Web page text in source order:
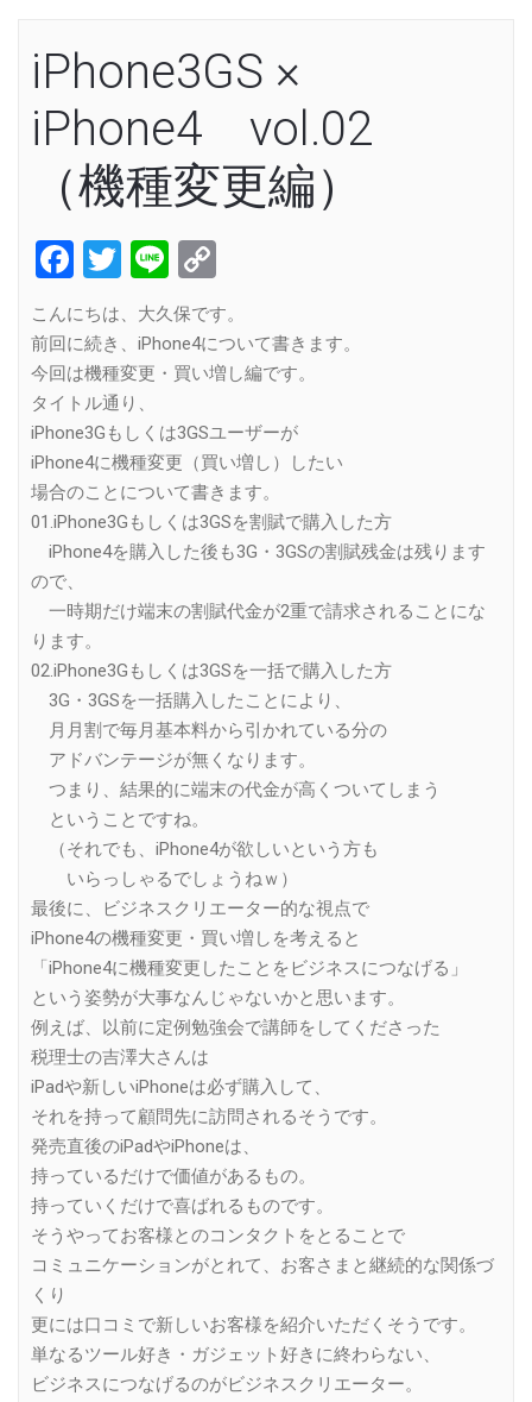
iPhone3GS ×
iPhone4 vol.02
（機種変更編）
Facebook
Twitter
Line
Link
こんにちは、大久保です。
前回に続き、iPhone4について書きます。
今回は機種変更・買い増し編です。
タイトル通り、
iPhone3Gもしくは3GSユーザーが
iPhone4に機種変更（買い増し）したい
場合のことについて書きます。
01.iPhone3Gもしくは3GSを割賦で購入した方
iPhone4を購入した後も3G・3GSの割賦残金は残ります
ので、
一時期だけ端末の割賦代金が2重で請求されることにな
ります。
02.iPhone3Gもしくは3GSを一括で購入した方
3G・3GSを一括購入したことにより、
月月割で毎月基本料から引かれている分の
アドバンテージが無くなります。
つまり、結果的に端末の代金が高くついてしまう
ということですね。
（それでも、iPhone4が欲しいという方も
いらっしゃるでしょうねｗ）
最後に、ビジネスクリエーター的な視点で
iPhone4の機種変更・買い増しを考えると
「iPhone4に機種変更したことをビジネスにつなげる」
という姿勢が大事なんじゃないかと思います。
例えば、以前に定例勉強会で講師をしてくださった
税理士の吉澤大さんは
iPadや新しいiPhoneは必ず購入して、
それを持って顧問先に訪問されるそうです。
発売直後のiPadやiPhoneは、
持っているだけで価値があるもの。
持っていくだけで喜ばれるものです。
そうやってお客様とのコンタクトをとることで
コミュニケーションがとれて、お客さまと継続的な関係づ
くり
更には口コミで新しいお客様を紹介いただくそうです。
単なるツール好き・ガジェット好きに終わらない、
ビジネスにつなげるのがビジネスクリエーター。